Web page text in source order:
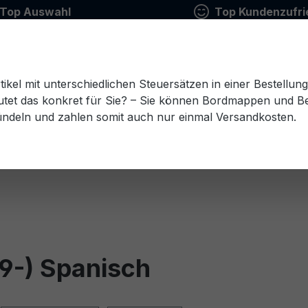
Top Auswahl Top
Estnisch Finnisch Französisch Griechisch
) Spanisch
mit unterschiedlichen Steuersätzen in einer
das konkret für Sie? – Sie können Bordmappen und
und zahlen somit auch nur einmal Versandkosten.